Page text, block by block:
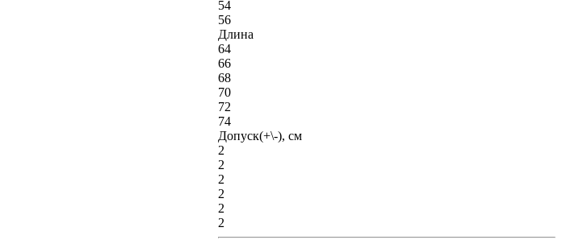
54
56
Длина
64
66
68
70
72
74
Допуск(+\-), см
2
2
2
2
2
2